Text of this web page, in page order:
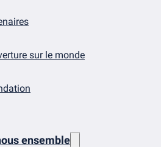
sur le monde
ensemble